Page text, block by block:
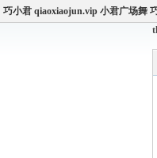
巧小君 qiaoxiaojun.vip 小君广场舞